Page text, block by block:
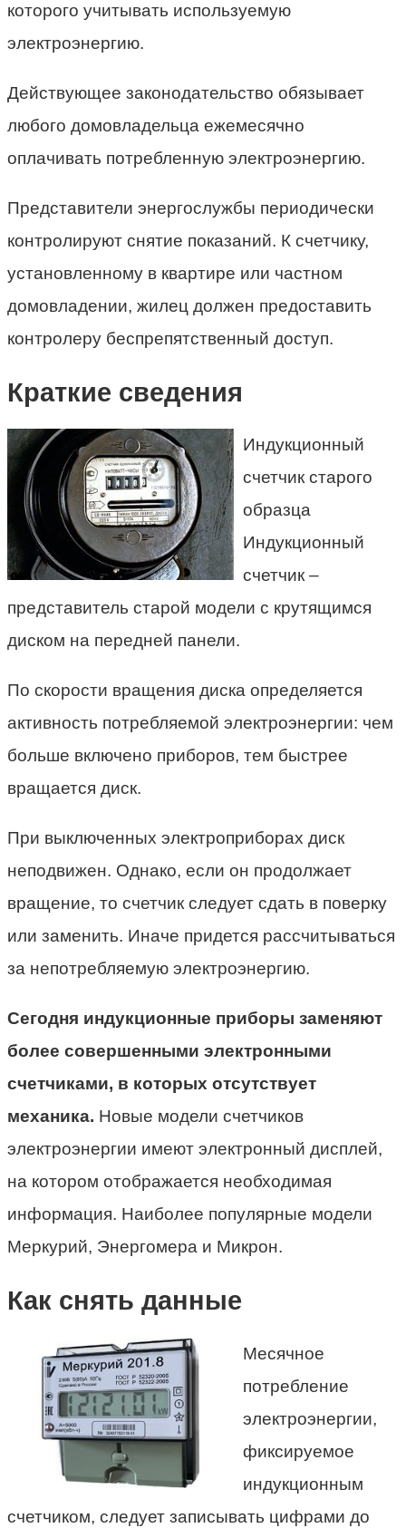
которого учитывать используемую
электроэнергию.
Действующее законодательство обязывает
любого домовладельца ежемесячно
оплачивать потребленную электроэнергию.
Представители энергослужбы периодически
контролируют снятие показаний. К счетчику,
установленному в квартире или частном
домовладении, жилец должен предоставить
контролеру беспрепятственный доступ.
Краткие сведения
Индукционный
счетчик старого
образца
Индукционный
счетчик –
представитель старой модели с крутящимся
диском на передней панели.
По скорости вращения диска определяется
активность потребляемой электроэнергии: чем
больше включено приборов, тем быстрее
вращается диск.
При выключенных электроприборах диск
неподвижен. Однако, если он продолжает
вращение, то счетчик следует сдать в поверку
или заменить. Иначе придется рассчитываться
за непотребляемую электроэнергию.
Сегодня индукционные приборы заменяют
более совершенными электронными
счетчиками, в которых отсутствует
механика. Новые модели счетчиков
электроэнергии имеют электронный дисплей,
на котором отображается необходимая
информация. Наиболее популярные модели
Меркурий, Энергомера и Микрон.
Как снять данные
Месячное
потребление
электроэнергии,
фиксируемое
индукционным
счетчиком, следует записывать цифрами до